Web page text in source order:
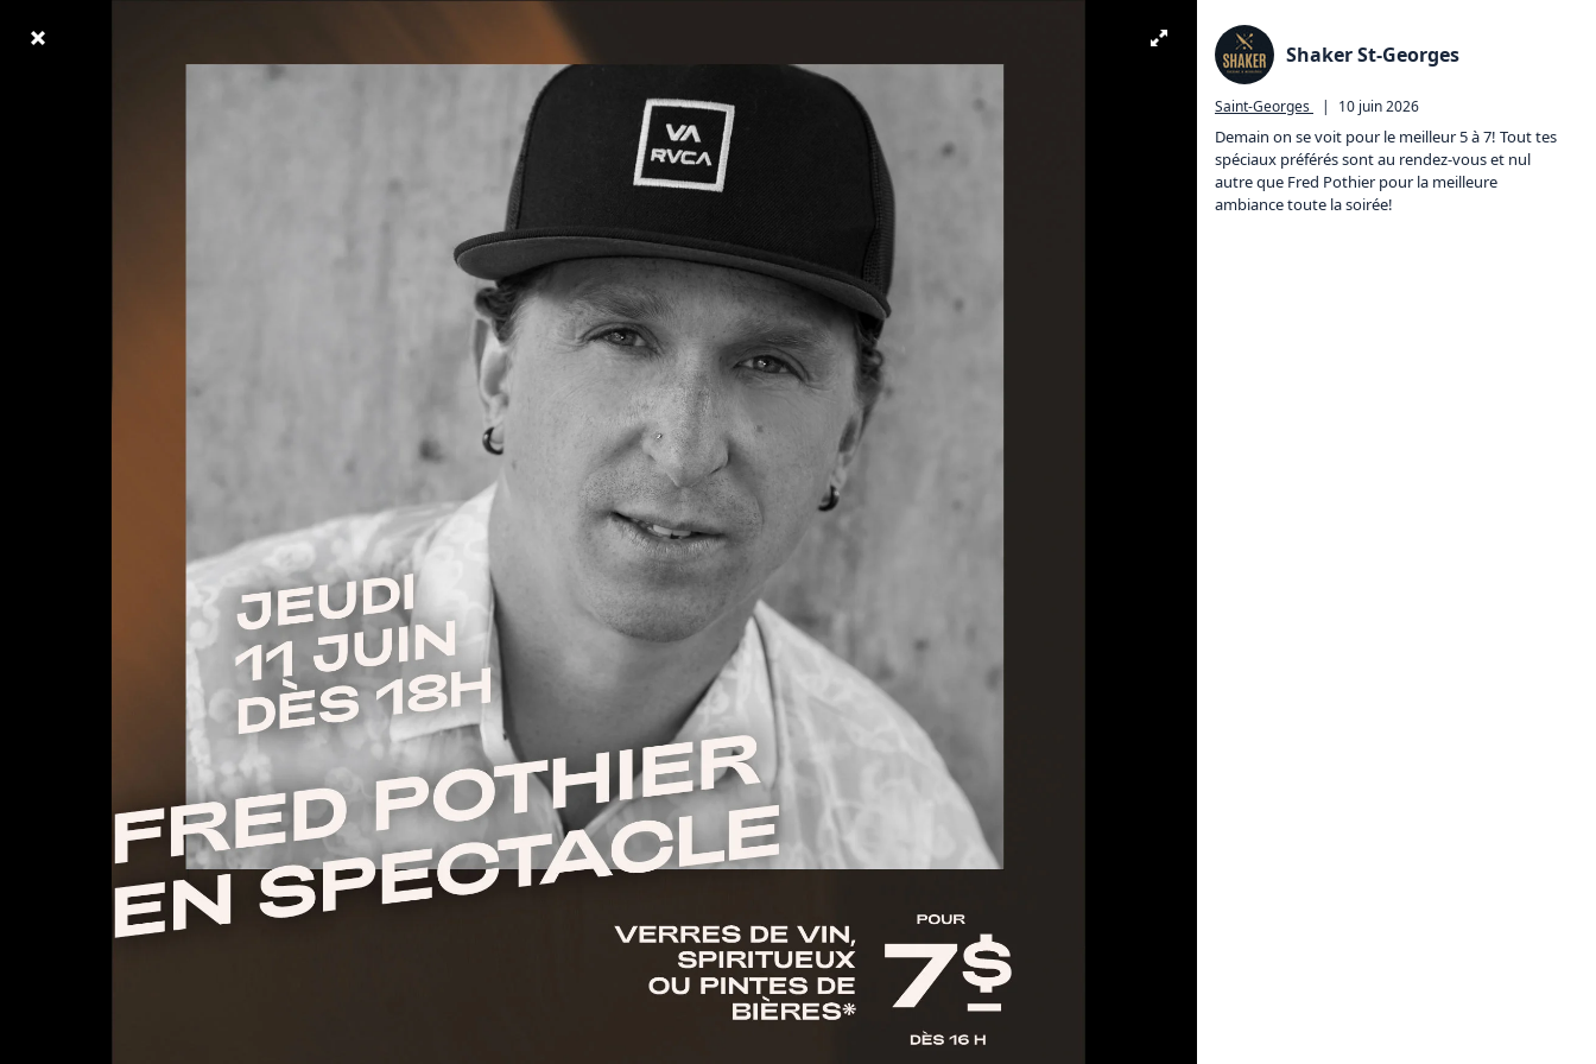
Shaker St-Georges
Saint-Georges | 10 juin 2026
Demain on se voit pour le meilleur 5 à 7! Tout tes
spéciaux préférés sont au rendez-vous et nul
autre que Fred Pothier pour la meilleure
ambiance toute la soirée!